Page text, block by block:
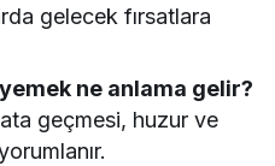
gelecek fırsatlara
ne anlama gelir?
geçmesi, huzur ve